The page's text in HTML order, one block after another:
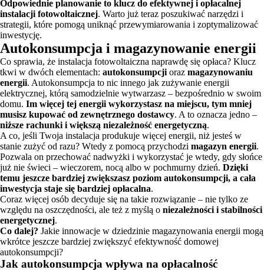
Odpowiednie planowanie to klucz do efektywnej i opłacalnej
instalacji fotowoltaicznej. Warto już teraz poszukiwać narzędzi i
strategii, które pomogą uniknąć przewymiarowania i zoptymalizować
inwestycję.
Autokonsumpcja i magazynowanie energii
Co sprawia, że instalacja fotowoltaiczna naprawdę się opłaca? Klucz
tkwi w dwóch elementach: autokonsumpcji oraz magazynowaniu
energii. Autokonsumpcja to nic innego jak zużywanie energii
elektrycznej, którą samodzielnie wytwarzasz – bezpośrednio w swoim
domu. Im więcej tej energii wykorzystasz na miejscu, tym mniej
musisz kupować od zewnętrznego dostawcy. A to oznacza jedno –
niższe rachunki i większą niezależność energetyczną.
A co, jeśli Twoja instalacja produkuje więcej energii, niż jesteś w
stanie zużyć od razu? Wtedy z pomocą przychodzi magazyn energii.
Pozwala on przechować nadwyżki i wykorzystać je wtedy, gdy słońce
już nie świeci – wieczorem, nocą albo w pochmurny dzień. Dzięki
temu jeszcze bardziej zwiększasz poziom autokonsumpcji, a cała
inwestycja staje się bardziej opłacalna.
Coraz więcej osób decyduje się na takie rozwiązanie – nie tylko ze
względu na oszczędności, ale też z myślą o niezależności i stabilności
energetycznej.
Co dalej? Jakie innowacje w dziedzinie magazynowania energii mogą
wkrótce jeszcze bardziej zwiększyć efektywność domowej
autokonsumpcji?
Jak autokonsumpcja wpływa na opłacalność